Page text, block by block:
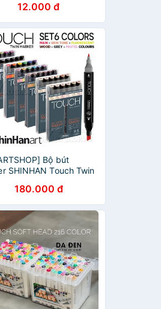
12.000 đ
Bộ bút
SHINHAN Touch Twin
180.000 đ